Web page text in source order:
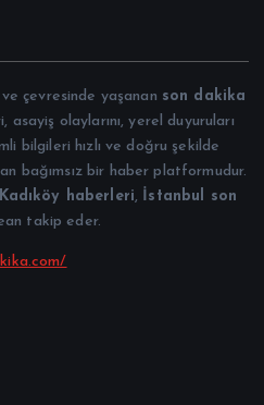
ve çevresinde yaşanan son dakika
asayiş olaylarını, yerel duyuruları
bilgileri hızlı ve doğru şekilde
bağımsız bir haber platformudur.
Kadıköy haberleri,
İstanbul son
takip eder.